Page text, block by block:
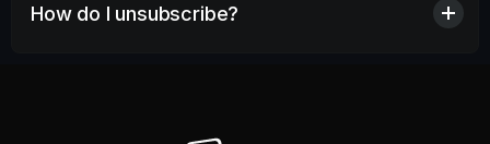
How do I unsubscribe?